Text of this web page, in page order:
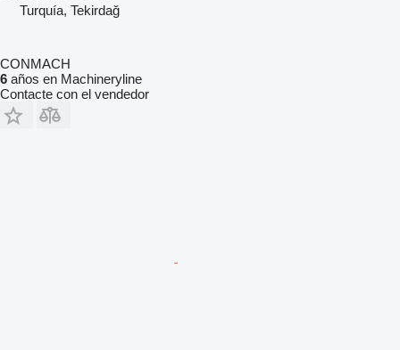
Turquía, Tekirdağ
CONMACH
6 años en Machineryline
Contacte con el vendedor